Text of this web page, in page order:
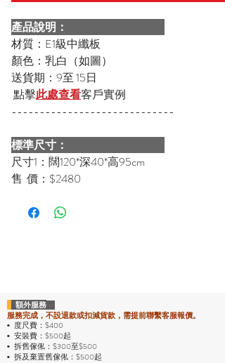
產品說明：
材質：E1級中纖板
顏色：乳白（如圖）
送貨期：9至 15日
點擊此處查看客戶實例
-----------------------------
標準尺寸：
尺寸1：闊120*深40*高95cm
售 價：$2480
額外服務
服務完成，不設退款或扣減貨款，需提前聯繫客服報價。
• 度尺費：$400
• 安裝費：$500起
• 拆舊傢俬：$300至$500
• 拆及棄置舊傢俬：$500起